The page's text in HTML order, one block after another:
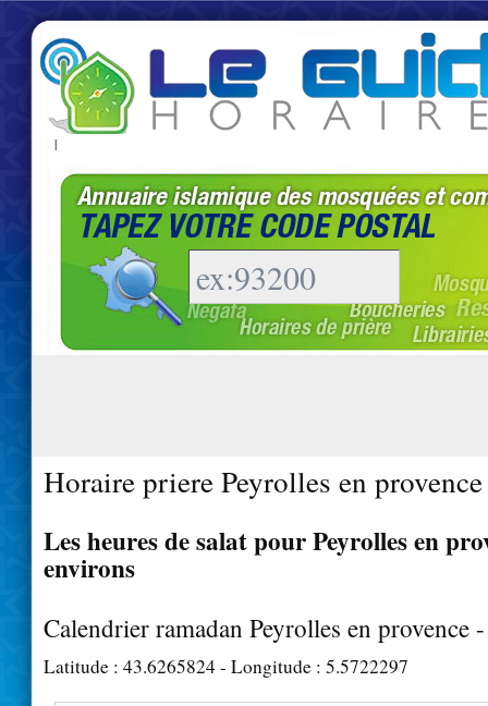
|
Horaire priere Peyrolles en
Les heures de salat pour Peyrolles en
environs
Calendrier ramadan Peyrolles en provence
Latitude : 43.6265824- Longitude : 5.5722297